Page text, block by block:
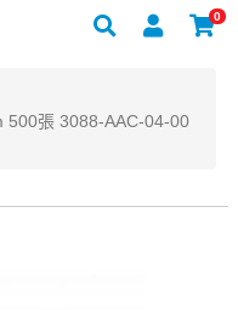
0
500張 3088-AAC-04-00